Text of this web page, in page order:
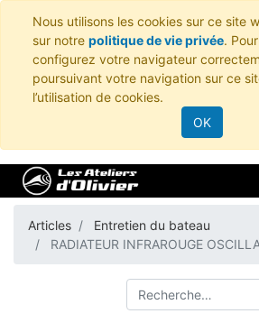
Nous utilisons les cookies sur ce site
sur notre politique de vie privée.
configurez votre navigateur
poursuivant votre navigation sur ce
l’utilisation de cookies.
OK
Articles
Entretien du bateau
RADIATEUR INFRAROUGE